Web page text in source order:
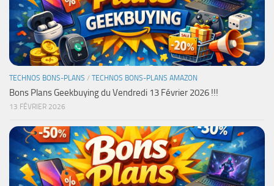
TECHNOS BONS-PLANS / TECHNOS BONS-PLANS AMAZON
Bons Plans Geekbuying du Vendredi 13 Février 2026 !!!
13 FÉVRIER 2026